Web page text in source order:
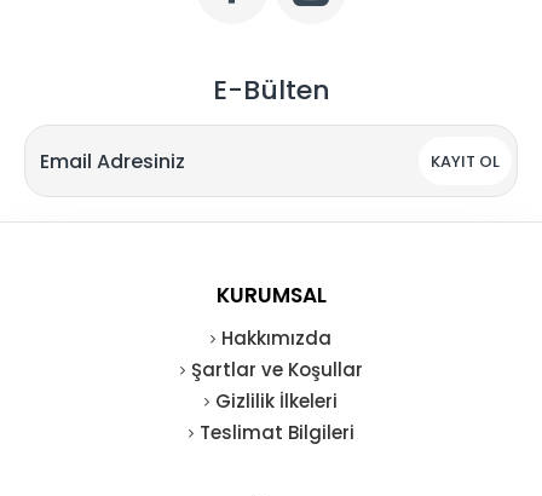
E-Bülten
KAYIT OL
KURUMSAL
Hakkımızda
Şartlar ve Koşullar
Gizlilik İlkeleri
Teslimat Bilgileri